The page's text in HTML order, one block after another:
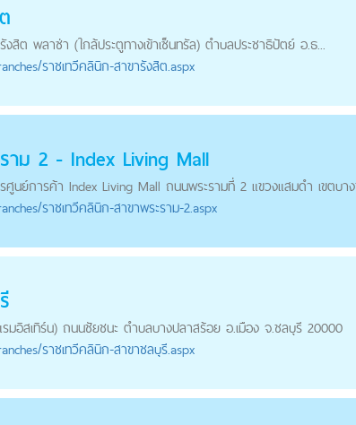
สิต พลาซ่า (ใกล้ประตูทางเข้าเซ็นทรัล) ตำบลประชาธิปัตย์ อ.ธ...
ราชเทวีคลินิก-สาขารังสิต.aspx
าม 2 - Index Living Mall
ศูนย์การค้า Index Living Mall ถนนพระรามที่ 2 แขวงแสมดำ เขตบา
ราชเทวีคลินิก-สาขาพระราม-2.aspx
มอิสเทิร์น) ถนนชัยชนะ ตำบลบางปลาสร้อย อ.เมือง จ.ชลบุรี 20000
ราชเทวีคลินิก-สาขาชลบุรี.aspx